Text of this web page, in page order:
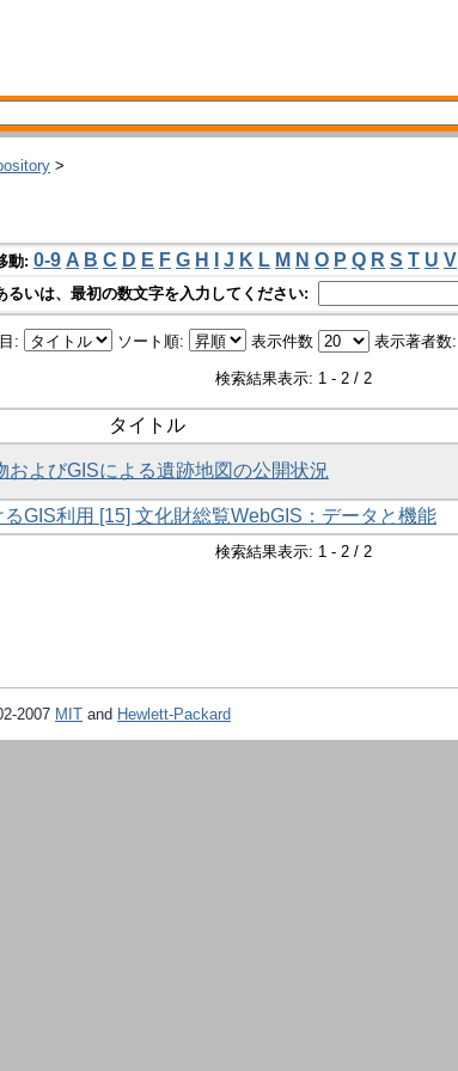
>
動: 0-9 A B C D E F G H J K L M N O P Q R S T U V
るいは、最初の数文字を入力してください:
: ソート順: 表示件数 表示著者数:
検索結果表示: 1 - 2 / 2
タイトル
およびGISによる遺跡地図の公開状況
GIS利用 [15] 文化財総覧WebGIS：データと機能
検索結果表示: 1 - 2 / 2
2007 MIT and Hewlett-Packard